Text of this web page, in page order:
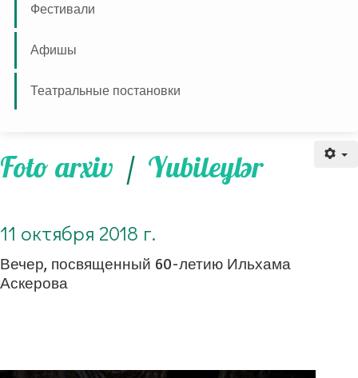
Фестивали
Афишы
Театральные постановки
Foto arxiv / Yubileylər
11 октября 2018 г.
Вечер, посвященный 60-летию Ильхама
Аскерова